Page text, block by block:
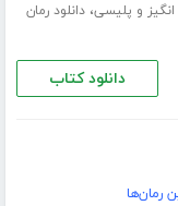
انگیز و پلیسی،دانلود رمان
دانلود کتاب
رمان‌ها